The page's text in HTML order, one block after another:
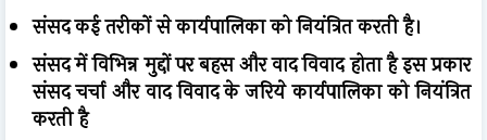
संसद कई तरीकों से कार्यपालिका को नियंत्रित करती है।
संसद में विभिन्न मुद्दों पर बहस और वाद विवाद होता है इस प्रकार
संसद चर्चा और वाद विवाद के जरिये कार्यपालिका को नियंत्रित
करती है